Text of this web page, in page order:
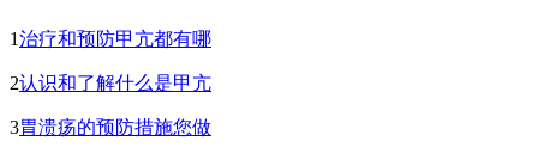
1治疗和预防甲亢都有哪
2认识和了解什么是甲亢
3胃溃疡的预防措施您做